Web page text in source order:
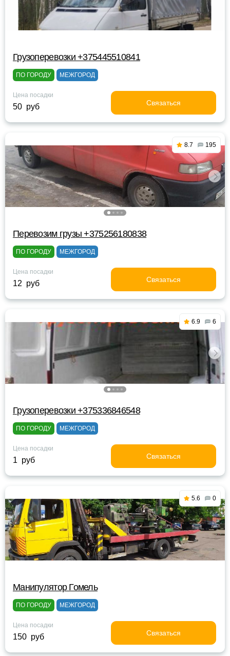
Грузоперевозки +375445510841
ПО ГОРОДУ МЕЖГОРОД
Цена посадки
50 руб Связаться
8.7 195
Перевозим грузы +375256180838
ПО ГОРОДУ МЕЖГОРОД
Цена посадки
12 руб Связаться
6.9 6
Грузоперевозки +375336846548
ПО ГОРОДУ МЕЖГОРОД
Цена посадки
1 руб Связаться
5.6 0
Манипулятор Гомель
ПО ГОРОДУ МЕЖГОРОД
Цена посадки
150 руб Связаться